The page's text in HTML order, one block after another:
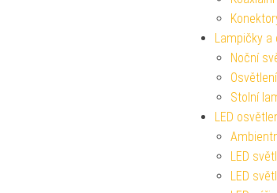
Lampičky a
Noční
Stolní
LED
LED
LED